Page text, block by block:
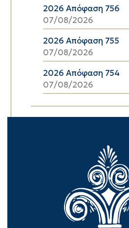
2026 Απόφαση 756
07/08/2026
2026 Απόφαση 755
07/08/2026
2026 Απόφαση 754
07/08/2026